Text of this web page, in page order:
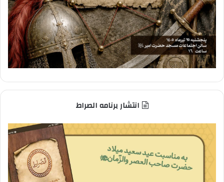
انتشار برنامه الصراط